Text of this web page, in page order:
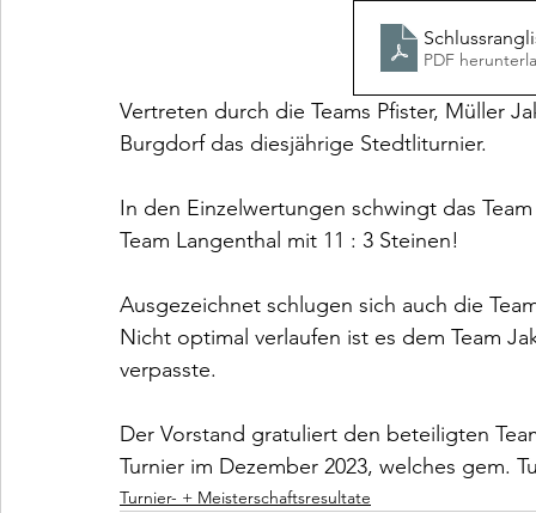
PDF
Vertreten durch die Teams Pfister, Müller
Burgdorf das diesjährige Stedtliturnier.
In den Einzelwertungen schwingt das
Team Langenthal mit 11 : 3 Steinen!
Ausgezeichnet schlugen sich auch die
Nicht optimal verlaufen ist es dem Team
verpasste.
Der Vorstand gratuliert den beteiligten
Turnier im Dezember 2023, welches gem.
Turnier- + Meisterschaftsresultate